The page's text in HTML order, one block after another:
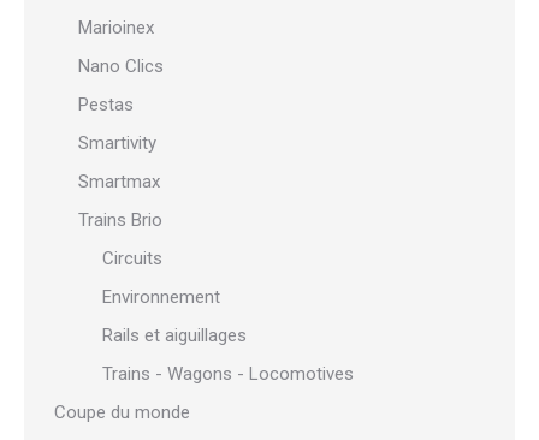
Marioinex
Nano Clics
Pestas
Smartivity
Smartmax
Trains Brio
Circuits
Environnement
Rails et aiguillages
Trains - Wagons - Locomotives
Coupe du monde